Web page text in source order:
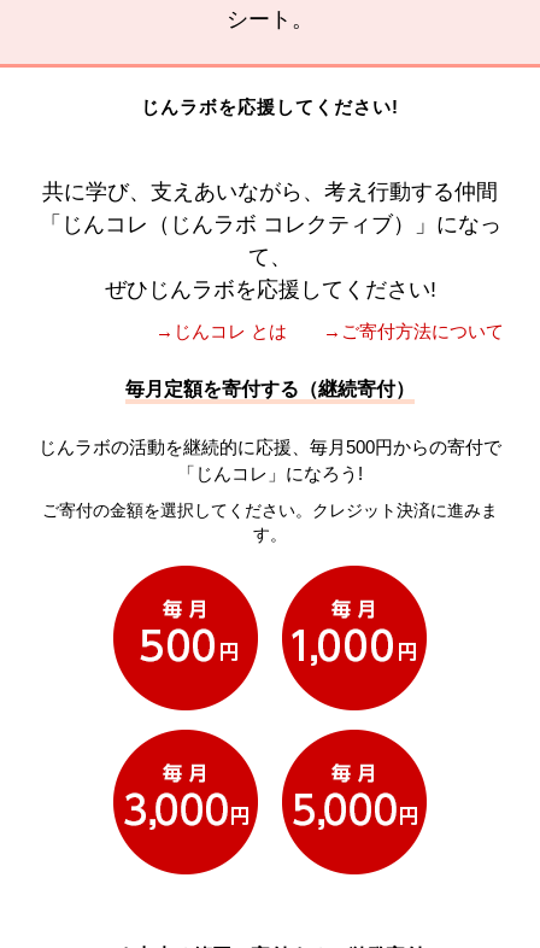
シート。
じんラボを応援してください!
共に学び、支えあいながら、考え行動する仲間
「じんコレ（じんラボ コレクティブ）」になっ
て、
ぜひじんラボを応援してください!
→じんコレ とは →ご寄付方法について
毎月定額を寄付する（継続寄付）
じんラボの活動を継続的に応援、毎月500円からの寄付で
「じんコレ」になろう!
ご寄付の金額を選択してください。クレジット決済に進みま
す。